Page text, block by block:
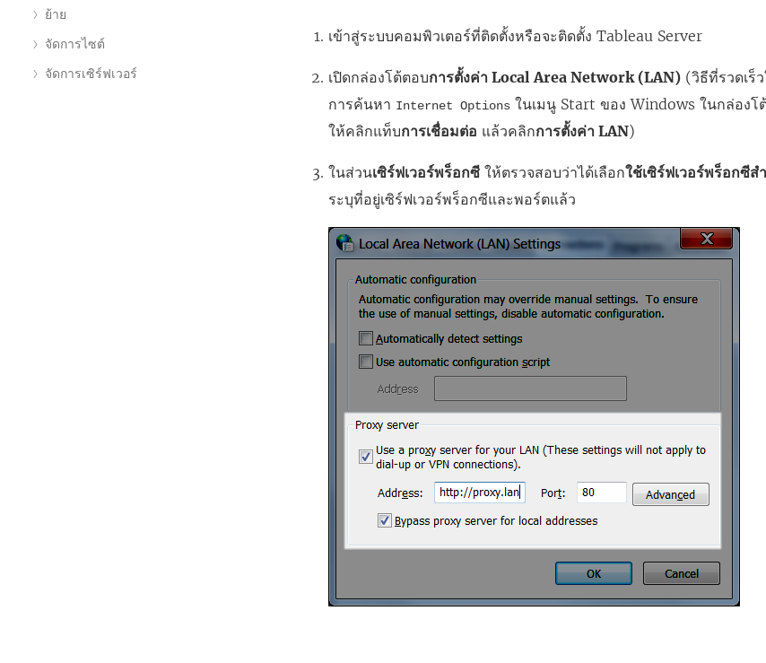
ย้าย
จัดการไซต์
จัดการเซิร์ฟเวอร์
เข้าสู่ระบบคอมพิวเตอร์ที่ติดตั้งหรือจะติดตั้ง Tableau Server
เปิดกล่องโต้ตอบการตั้งค่า Local Area Network (LAN) (วิธีที่รวดเร็
การค้นหา Internet Options ในเมนู Start ของ Windows ในกล่องโ
ให้คลิกแท็บการเชื่อมต่อ แล้วคลิกการตั้งค่า LAN)
ในส่วนเซิร์ฟเวอร์พร็อกซี ให้ตรวจสอบว่าได้เลือกใช้เซิร์ฟเวอร์พร็อกซี
ระบุที่อยู่เซิร์ฟเวอร์พร็อกซีและพอร์ตแล้ว